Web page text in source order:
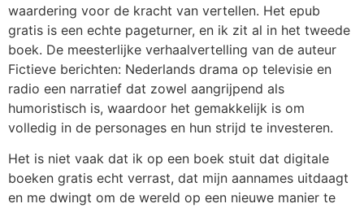
waardering voor de kracht van vertellen. Het epub
gratis is een echte pageturner, en ik zit al in het tweede
boek. De meesterlijke verhaalvertelling van de auteur
Fictieve berichten: Nederlands drama op televisie en
radio een narratief dat zowel aangrijpend als
humoristisch is, waardoor het gemakkelijk is om
volledig in de personages en hun strijd te investeren.
Het is niet vaak dat ik op een boek stuit dat digitale
boeken gratis echt verrast, dat mijn aannames uitdaagt
en me dwingt om de wereld op een nieuwe manier te